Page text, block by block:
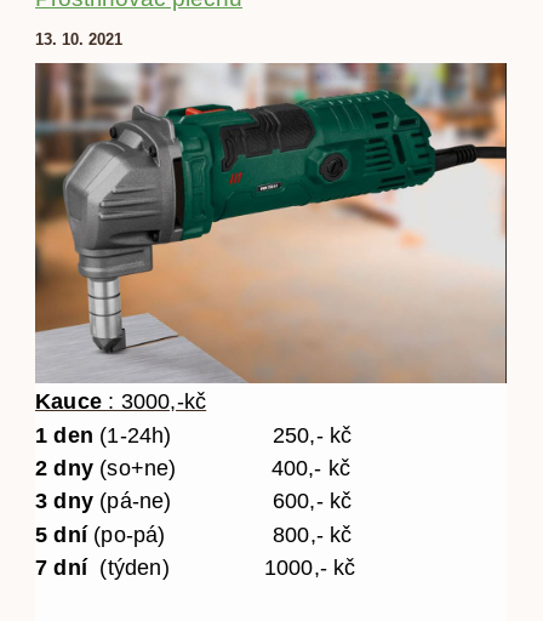
13. 10. 2021
Kauce : 3000,-kč
1 den (1-24h) 250,- kč
2 dny (so+ne) 400,- kč
3 dny (pá-ne) 600,- kč
5 dní(po-pá) 800,- kč
7 dní (týden) 1000,- kč